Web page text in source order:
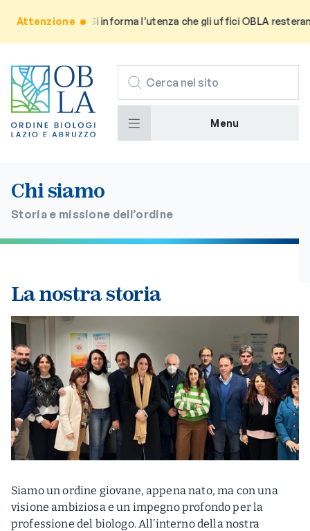
Attenzione
Avviso: Si informa l’utenza che gli uffici OBLA
CERCA
Menu
Chi siamo
Storia e missione dell’ordine
La nostra storia
Siamo un ordine giovane, appena nato, ma con una
visione ambiziosa e un impegno profondo per la
professione del biologo. All’interno della nostra